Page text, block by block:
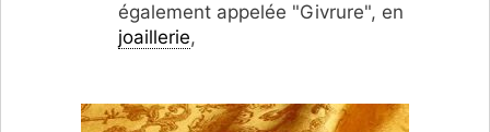
également appelée "Givrure", en
joaillerie,